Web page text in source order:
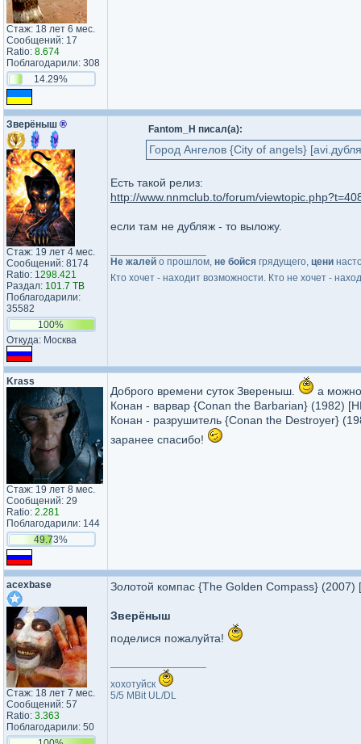
Стаж: 18 лет 6 мес.
Сообщений: 17
Ratio: 8.674
Поблагодарили: 308
14.29%
Зверёныш ®
Стаж: 19 лет 4 мес.
Сообщений: 8174
Ratio: 1298.421
Раздал: 101.7 TB
Поблагодарили:
35582
100%
Откуда: Москва
Fantom_H писал(а):
Город Ангелов {City of angels}
Есть такой релиз:
http://www.nnmclub.to/forum/
если там не дубляж - то выложу.
Не жалей о прошлом, не бойся грядущего, цени
Кто хочет - находит возможности. Кто не хочет -
Krass
Стаж: 19 лет 8 мес.
Сообщений: 29
Ratio: 2.281
Поблагодарили: 144
49.73%
Доброго времени суток Звереныш.
а
Конан - варвар {Conan the Barbarian} (1982)
Конан - разрушитель {Conan the Destroyer}
заранее спасибо!
acexbase
Стаж: 18 лет 7 мес.
Сообщений: 57
Ratio: 3.363
Поблагодарили: 50
Золотой компас {The Golden Compass} (2007)
Зверёныш
поделися пожалуйта!
хохотуйск
5/5 MBit UL/DL